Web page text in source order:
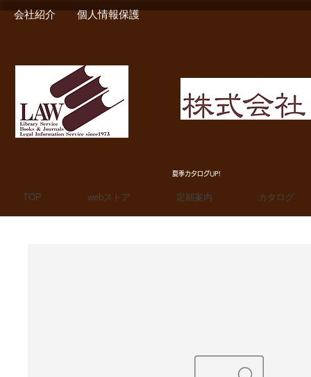
会社紹介 個人情報保護
夏季カタログUP!
TOP webストア 定期案内 カタログ